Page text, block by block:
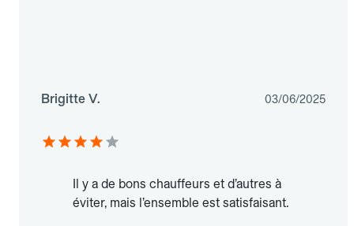
Brigitte V. 03/06/2025
Il y a de bons chauffeurs et d’autres à
éviter, mais l’ensemble est satisfaisant.